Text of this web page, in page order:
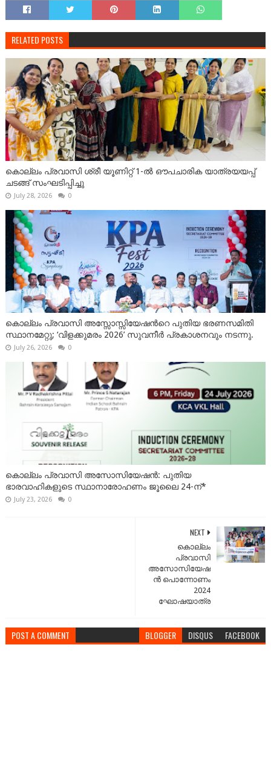
RELATED POSTS
കൊല്ലം പ്രവാസി ശ്രീ യൂണിറ്റ് 1-ൽ ഔപചാരിക യാത്രയയപ്പ്
ചടങ്ങ് സംഘടിപ്പിച്ചു
July 28, 2026 0
കൊല്ലം പ്രവാസി അസ്സോസ്സിയേഷന്‍റെ പുതിയ ഭരണസമിതി
സ്ഥാനമേറ്റു; ‘വിളക്കുമരം 2026’ സുവനീർ പ്രകാശനവും നടന്നു.
July 26, 2026 0
കൊല്ലം പ്രവാസി അസോസിയേഷൻ: പുതിയ
ഭാരവാഹികളുടെ സ്ഥാനാരോഹണം ജൂലൈ 24-ന്*
July 23, 2026 0
NEXT
കൊല്ലം
പ്രവാസി
അസോസിയേഷ
ൻ പൊന്നോണം
2024
ഘോഷയാത്ര
POST A COMMENT BLOGGER DISQUS FACEBOOK